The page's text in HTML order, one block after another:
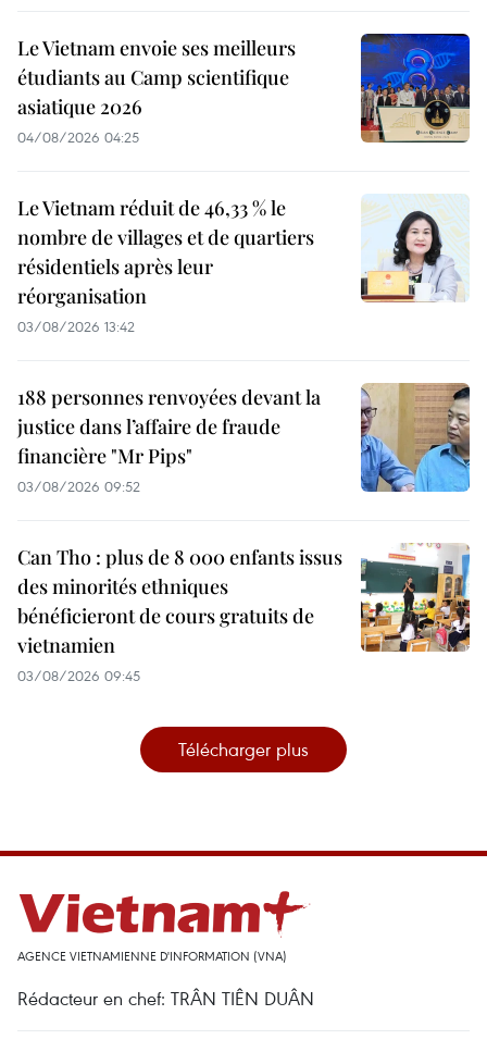
Le Vietnam envoie ses meilleurs
étudiants au Camp scientifique
asiatique 2026
04/08/2026 04:25
Le Vietnam réduit de 46,33 % le
nombre de villages et de quartiers
résidentiels après leur
réorganisation
03/08/2026 13:42
188 personnes renvoyées devant la
justice dans l’affaire de fraude
financière "Mr Pips"
03/08/2026 09:52
Can Tho : plus de 8 000 enfants issus
des minorités ethniques
bénéficieront de cours gratuits de
vietnamien
03/08/2026 09:45
Télécharger plus
AGENCE VIETNAMIENNE D'INFORMATION (VNA)
Rédacteur en chef: TRÂN TIÊN DUÂN